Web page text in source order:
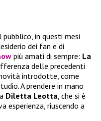
in questi mesi
dei fan e di
più amati di sempre: La
delle precedenti
introdotte, come
A prendere in mano
Diletta Leotta , che si è
esperienza, riuscendo a